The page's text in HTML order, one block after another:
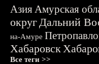
АзияАмурская
округДальний
на-Амуре
Хабаровск
Все теги >>